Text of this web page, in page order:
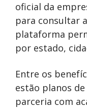
oficial da
para consultar
plataforma
por estado,
Entre os
estão planos
parceria com